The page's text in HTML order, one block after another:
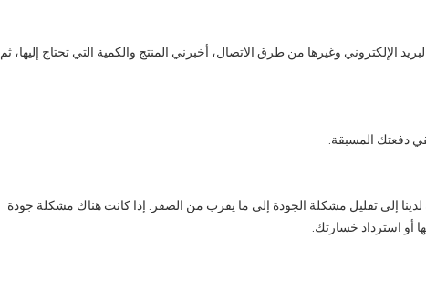
الإلكتروني وغيرها من طرق الاتصال، أخبرني المنتج والكمية التي تحتاج إليها، ثم
إلى تقليل مشكلة الجودة إلى ما يقرب من الصفر. إذا كانت هناك مشكلة جودة
أو استرداد خسارتك.